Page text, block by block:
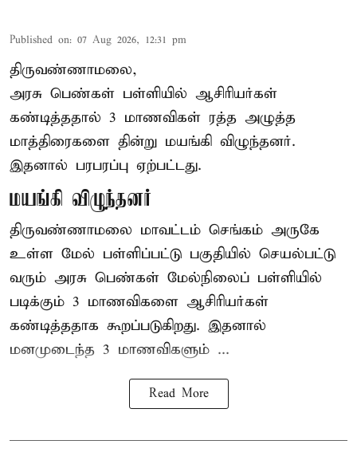
Published on: 07 Aug 2026, 12:31 pm
திருவண்ணாமலை,
அரசு பெண்கள் பள்ளியில் ஆசிரியர்கள்
கண்டித்ததால் 3 மாணவிகள் ரத்த அழுத்த
மாத்திரைகளை தின்று மயங்கி விழுந்தனர்.
இதனால் பரபரப்பு ஏற்பட்டது.
மயங்கி விழுந்தனர்
திருவண்ணாமலை மாவட்டம் செங்கம் அருகே
உள்ள மேல் பள்ளிப்பட்டு பகுதியில் செயல்பட்டு
வரும் அரசு பெண்கள் மேல்நிலைப் பள்ளியில்
படிக்கும் 3 மாணவிகளை ஆசிரியர்கள்
கண்டித்ததாக கூறப்படுகிறது. இதனால்
மனமுடைந்த 3 மாணவிகளும் ...
Read More